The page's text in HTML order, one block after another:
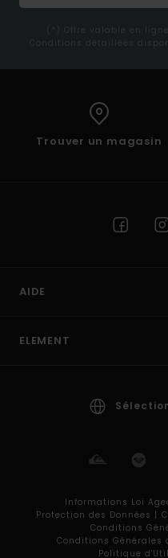
(*) Offre valable en
Conditions détaillées
Trouver un magasin
AIDE
ELEMENT
Informations Loi
Protection des Données |
Conditions
Conditions Générales
Politique